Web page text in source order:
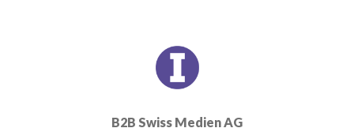
B2B Swiss Medien AG